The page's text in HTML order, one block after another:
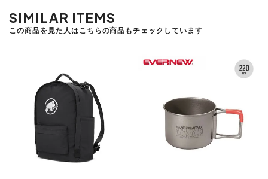
SIMILAR ITEMS
この商品を見た人はこちらの商品もチェックしています